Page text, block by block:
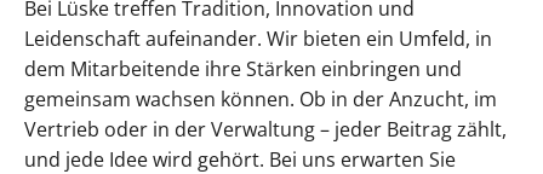
Bei Lüske treffen Tradition, Innovation und
Leidenschaft aufeinander. Wir bieten ein Umfeld, in
dem Mitarbeitende ihre Stärken einbringen und
gemeinsam wachsen können. Ob in der Anzucht, im
Vertrieb oder in der Verwaltung – jeder Beitrag zählt,
und jede Idee wird gehört. Bei uns erwarten Sie